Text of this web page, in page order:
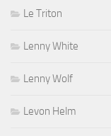
Le Triton
Lenny White
Lenny Wolf
Levon Helm